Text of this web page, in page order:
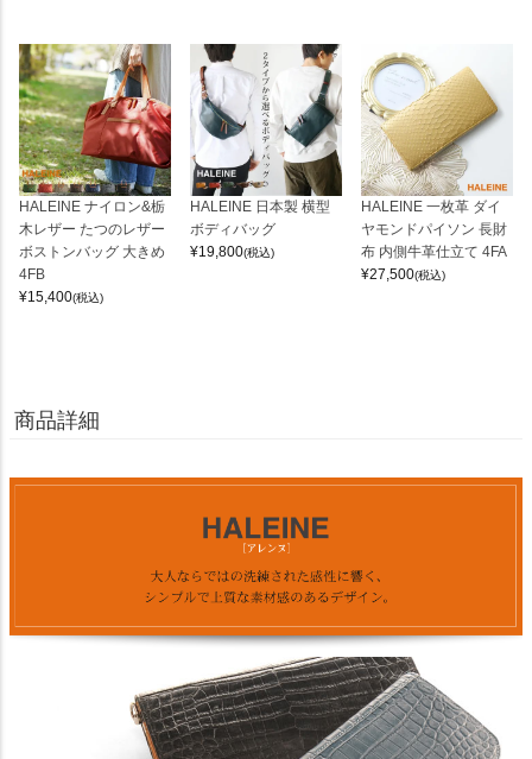
HALEINE ナイロン&栃
木レザー たつのレザー
ボストンバッグ 大きめ
4FB
¥15,400(税込)
HALEINE 日本製 横型
ボディバッグ
¥19,800(税込)
HALEINE 一枚革 ダイ
ヤモンドパイソン 長財
布 内側牛革仕立て 4FA
¥27,500(税込)
商品詳細